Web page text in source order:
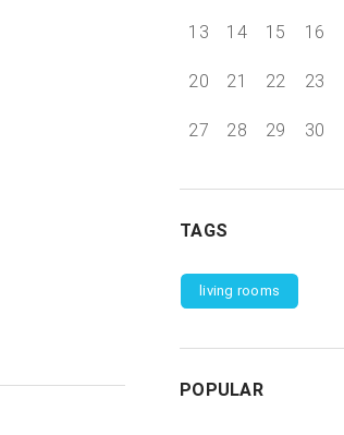
13 14 15 16
20 21 22 23
27 28 29 30
TAGS
living rooms
POPULAR